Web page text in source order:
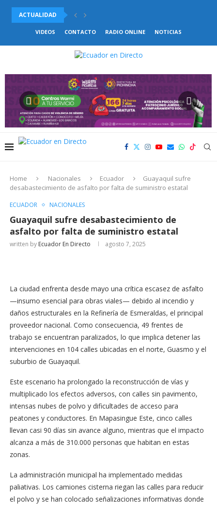
ACTUALIDAD
EXTERIORES DEL HOSPITAL TEODORO MALDONADO CARBO FUERON
VIDEOS CONTACTO RADIO ONLINE NOTICIAS
Home Nacionales Ecuador
Guayaquil sufre
desabastecimiento de asfalto por falta de suministro estatal
ECUADOR NACIONALES
Guayaquil sufre desabastecimiento de
asfalto por falta de suministro estatal
written by Ecuador En Directo agosto 7, 2025
La ciudad enfrenta desde mayo una crítica escasez de asfalto
—insumo esencial para obras viales— debido al incendio y
daños estructurales en la Refinería de Esmeraldas, el principal
proveedor nacional. Como consecuencia, 49 frentes de
trabajo se encuentran paralizados, lo que implica detener las
intervenciones en 104 calles ubicadas en el norte, Guasmo y el
suburbio de Guayaquil.
Este escenario ha prolongado la reconstrucción de vías y
multiplicado los efectos adversos, con calles sin pavimento,
intensas nubes de polvo y dificultades de acceso para
peatones y conductores. En Mapasingue Este, cinco calles
llevan casi 90 días sin avance alguno, mientras que el impacto
alcanza a más de 310.000 personas que habitan en estas
zonas.
La administración municipal ha implementado medidas
paliativas. Los camiones cisterna riegan las calles para reducir
el polvo y se han colocado señalizaciones informativas donde